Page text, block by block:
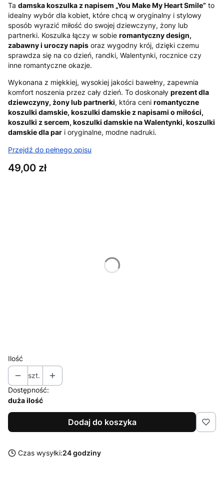
Ta damska koszulka z napisem „You Make My Heart Smile” to
idealny wybór dla kobiet, które chcą w oryginalny i stylowy
sposób wyrazić miłość do swojej dziewczyny, żony lub
partnerki. Koszulka łączy w sobie romantyczny design,
zabawny i uroczy napis oraz wygodny krój, dzięki czemu
sprawdza się na co dzień, randki, Walentynki, rocznice czy
inne romantyczne okazje.
Wykonana z miękkiej, wysokiej jakości bawełny, zapewnia
komfort noszenia przez cały dzień. To doskonały prezent dla
dziewczyny, żony lub partnerki, która ceni romantyczne
koszulki damskie, koszulki damskie z napisami o miłości,
koszulki z sercem, koszulki damskie na Walentynki, koszulki
damskie dla par i oryginalne, modne nadruki.
Przejdź do pełnego opisu
Cena
49,00 zł
Ilość
szt.
Dostępność:
duża ilość
Dodaj do koszyka
Czas wysyłki:24 godziny